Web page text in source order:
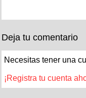
Deja tu comentario
Necesitas tener una
¡Registra tu cuenta